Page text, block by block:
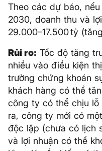
Theo các dự báo,
2030, doanh thu và
29.000–17.500 tỷ
Rủi ro: Tốc độ tăng
nhiều vào điều kiện
trường chứng khoán
khách hàng có thể
công ty có thể chịu
ra, công ty mới có
độc lập (chưa có lịch
và lợi nhuận có thể